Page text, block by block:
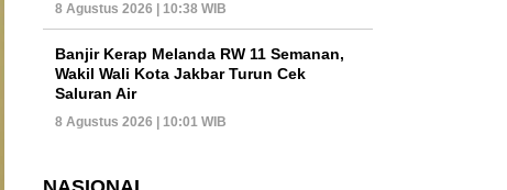
8 Agustus 2026 | 10:38 WIB
Banjir Kerap Melanda RW 11 Semanan,
Wakil Wali Kota Jakbar Turun Cek
Saluran Air
8 Agustus 2026 | 10:01 WIB